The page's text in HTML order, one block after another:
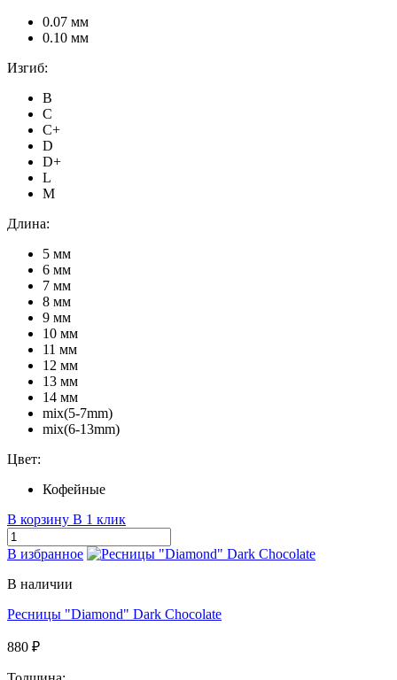
0.07 мм
0.10 мм
Изгиб:
B
C
C+
D
D+
L
M
Длина:
5 мм
6 мм
7 мм
8 мм
9 мм
10 мм
11 мм
12 мм
13 мм
14 мм
mix(5-7mm)
mix(6-13mm)
Цвет:
Кофейные
В корзину В 1 клик
В избранное
В наличии
Ресницы "Diamond" Dark Chocolate
880 ₽